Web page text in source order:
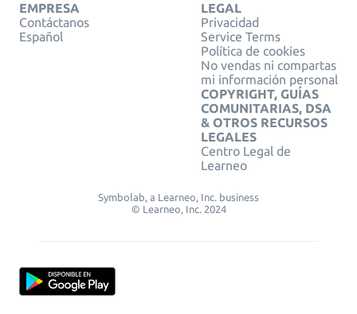
EMPRESA
Contáctanos
Español
LEGAL
Privacidad
Service Terms
Política de cookies
No vendas ni compartas
mi información personal
COPYRIGHT, GUÍAS
COMUNITARIAS, DSA
& OTROS RECURSOS
LEGALES
Centro Legal de
Learneo
Symbolab, a Learneo, Inc. business
© Learneo, Inc. 2024